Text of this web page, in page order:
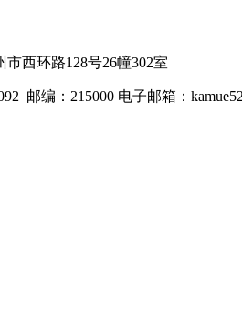
西环路128号26幢302室
邮编：215000 电子邮箱：